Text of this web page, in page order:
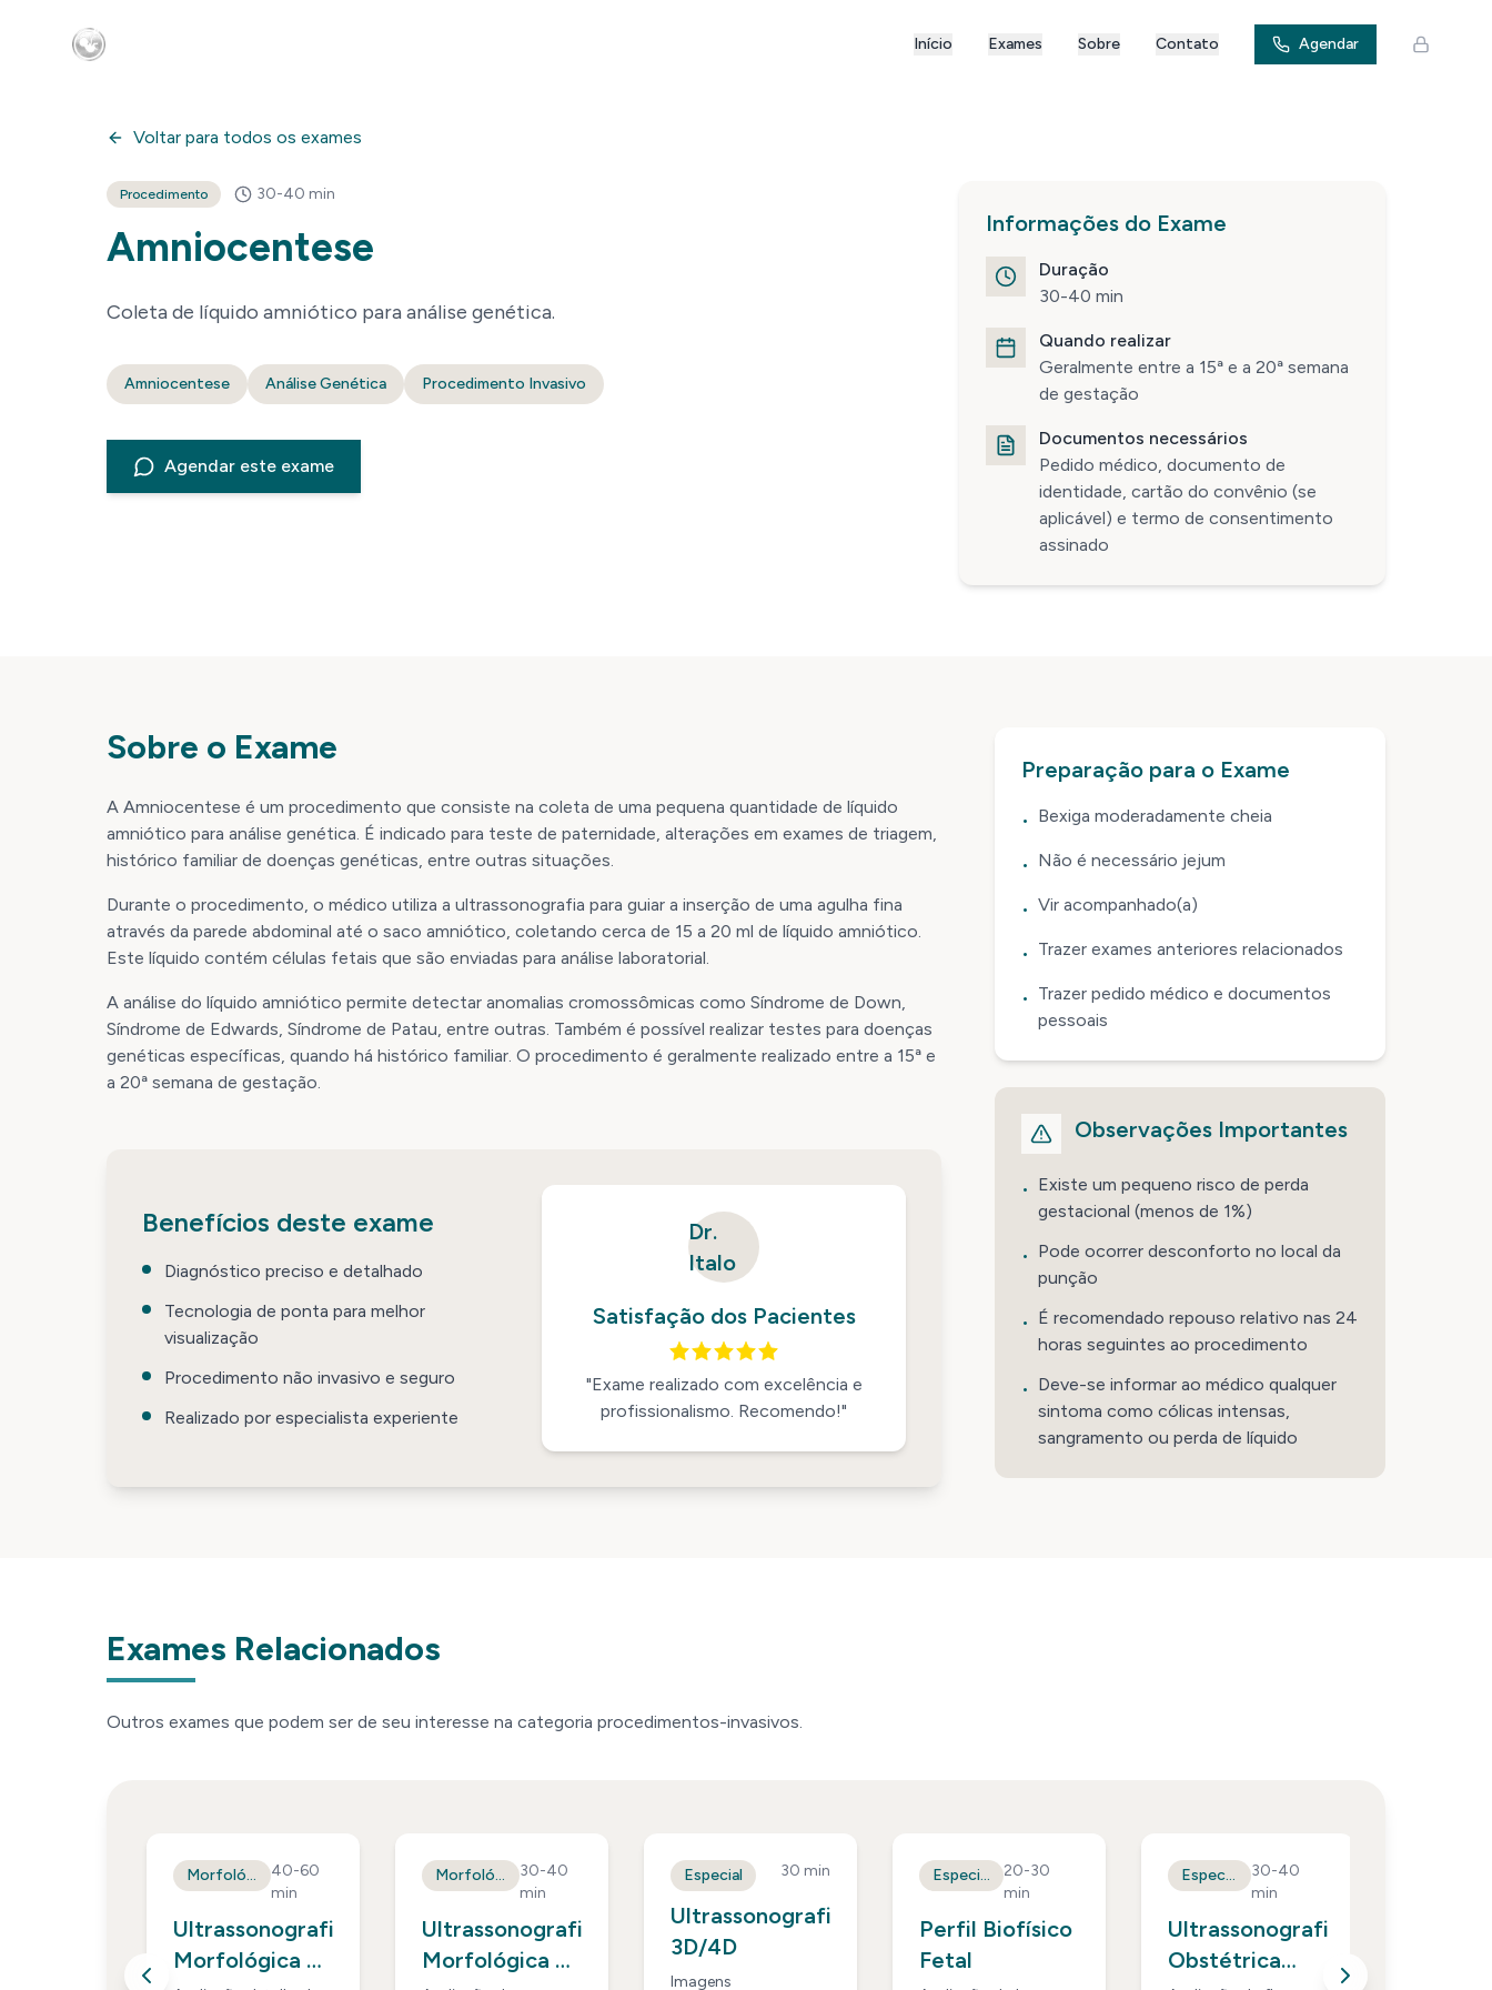
Início Exames Sobre Contato Agendar
Voltar para todos os exames
Procedimento 30-40 min
Amniocentese
Coleta de líquido amniótico para análise genética.
Amniocentese Análise Genética Procedimento Invasivo
Agendar este exame
Informações do Exame
Duração
30-40 min
Quando realizar
Geralmente entre a 15ª e a 20ª semana
de gestação
Documentos necessários
Pedido médico, documento de
identidade, cartão do convênio (se
aplicável) e termo de consentimento
assinado
Sobre o Exame
A Amniocentese é um procedimento que consiste na coleta de uma pequena quantidade de líquido
amniótico para análise genética. É indicado para teste de paternidade, alterações em exames de triagem,
histórico familiar de doenças genéticas, entre outras situações.
Durante o procedimento, o médico utiliza a ultrassonografia para guiar a inserção de uma agulha fina
através da parede abdominal até o saco amniótico, coletando cerca de 15 a 20 ml de líquido amniótico.
Este líquido contém células fetais que são enviadas para análise laboratorial.
A análise do líquido amniótico permite detectar anomalias cromossômicas como Síndrome de Down,
Síndrome de Edwards, Síndrome de Patau, entre outras. Também é possível realizar testes para doenças
genéticas específicas, quando há histórico familiar. O procedimento é geralmente realizado entre a 15ª e
a 20ª semana de gestação.
Benefícios deste exame
Diagnóstico preciso e detalhado
Tecnologia de ponta para melhor
visualização
Procedimento não invasivo e seguro
Realizado por especialista experiente
Dr.
Italo
Satisfação dos Pacientes
"Exame realizado com excelência e
profissionalismo. Recomendo!"
Preparação para o Exame
• Bexiga moderadamente cheia
• Não é necessário jejum
• Vir acompanhado(a)
• Trazer exames anteriores relacionados
• Trazer pedido médico e documentos
pessoais
Observações Importantes
• Existe um pequeno risco de perda
gestacional (menos de 1%)
• Pode ocorrer desconforto no local da
punção
• É recomendado repouso relativo nas 24
horas seguintes ao procedimento
• Deve-se informar ao médico qualquer
sintoma como cólicas intensas,
sangramento ou perda de líquido
Exames Relacionados
Outros exames que podem ser de seu interesse na categoria procedimentos-invasivos.
Morfológico
40-60
min
Ultrassonografia
Morfológica do
Morfológico
30-40
min
Ultrassonografia
Morfológica do
Especial 30 min
Ultrassonografia
3D/4D
Imagens
Especial
20-30
min
Perfil Biofísico
Fetal
Especial
30-40
min
Ultrassonografia
Obstétrica